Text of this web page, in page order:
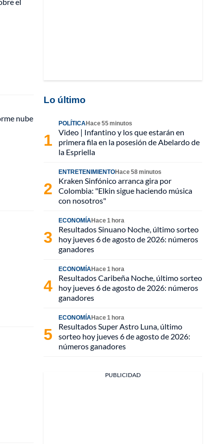
nube
Lo último
POLÍTICAHace 55 minutos
Video | Infantino y los que estarán en
primera fila en la posesión de Abelardo de
la Espriella
ENTRETENIMIENTOHace 58 minutos
Kraken Sinfónico arranca gira por
Colombia: "Elkin sigue haciendo música
con nosotros"
ECONOMÍAHace 1 hora
Resultados Sinuano Noche, último sorteo
hoy jueves 6 de agosto de 2026: números
ganadores
ECONOMÍAHace 1 hora
Resultados Caribeña Noche, último sorteo
hoy jueves 6 de agosto de 2026: números
ganadores
ECONOMÍAHace 1 hora
Resultados Super Astro Luna, último
sorteo hoy jueves 6 de agosto de 2026:
números ganadores
PUBLICIDAD